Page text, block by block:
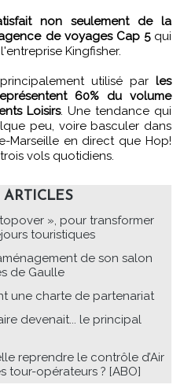
non seulement de la
de voyages Cap 5qui
Kingfisher.
utilisé par les
60% du volume
Loisirs. Une tendance qui
peu, voire basculer dans
Marseille en direct que Hop!
vols quotidiens.
ARTICLES
», pour transformer
touristiques
de son salon
de Gaulle
une charte de partenariat
devenait... le principal
reprendre le contrôle d’Air
tour-opérateurs ? [ABO]